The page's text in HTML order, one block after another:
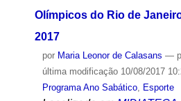
Olímpicos do Rio de
2017
por Maria Leonor de Calasans —
última modificação10/08/2017
Programa Ano Sabático, Esporte